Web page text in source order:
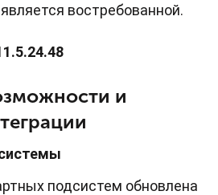
востребованной.
и
подсистем обновлена